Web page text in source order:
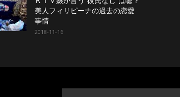
美人フィリピーナの過去の恋愛
事情
2018-11-16